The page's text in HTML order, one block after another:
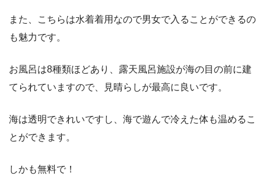
また、こちらは水着着用なので男女で入ることができるの
も魅力です。
お風呂は8種類ほどあり、露天風呂施設が海の目の前に建
てられていますので、見晴らしが最高に良いです。
海は透明できれいですし、海で遊んで冷えた体も温めるこ
とができます。
しかも無料で！